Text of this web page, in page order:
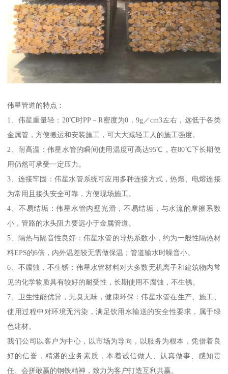
伟星管道的特点：
1、伟星重量轻：20℃时PP－R密度为0．9g／cm3左右，远低于各类
金属管，方便搬运和安装施工，可大大减轻工人的施工强度。
2、耐高温：伟星水管的瞬间使用温度可高达95℃，在80℃下长期使
用仍然可承受一定压力。
3、连接牢固：伟星水管系统可应用多种连接方式，热熔、电熔连接
为常用且接头安全可靠，方便现场施工。
4、不易结垢：伟星水管内壁光滑，不易结垢，与水流的摩擦系数
小，管路的水头阻力要远小于金属管道。
5、隔热与隔音性良好：伟星水管的导热系数小，约为一般性隔热材
料EPS的6倍，内外温差较无需做保温；管道输水时噪音小。
6、不腐蚀，不生锈：伟星水管材料对大多数无机离子和建筑物内常
见的化学物质具有较好的耐受性，长期使用不腐蚀，不生锈。
7、卫生性能优异，无臭无味，健康环保：伟星水管在生产、施工、
使用过程中对环境无污染，满足饮用水输送的安全性要求，属于绿
色建材。
我们公司以客户为中心，以市场为导向，以服务为根本，凭借着良
好的信誉，精湛的业务素质，本着诚信做人、认真做事、感知责
任、会拼敢赢的钢铁精神，致力为客户打造互利共赢。